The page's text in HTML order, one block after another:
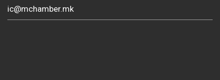
ic@mchamber.mk